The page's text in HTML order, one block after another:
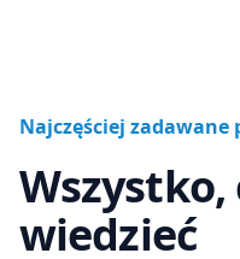
Najczęściej zadawane
Wszystko,
wiedzieć